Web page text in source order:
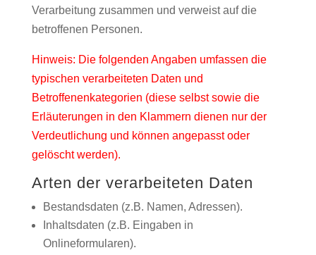
Verarbeitung zusammen und verweist auf die
betroffenen Personen.
Hinweis: Die folgenden Angaben umfassen die
typischen verarbeiteten Daten und
Betroffenenkategorien (diese selbst sowie die
Erläuterungen in den Klammern dienen nur der
Verdeutlichung und können angepasst oder
gelöscht werden).
Arten der verarbeiteten Daten
Bestandsdaten (z.B. Namen, Adressen).
Inhaltsdaten (z.B. Eingaben in
Onlineformularen).